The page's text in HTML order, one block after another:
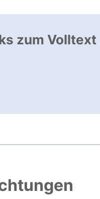
zum Volltext
öffnet neues